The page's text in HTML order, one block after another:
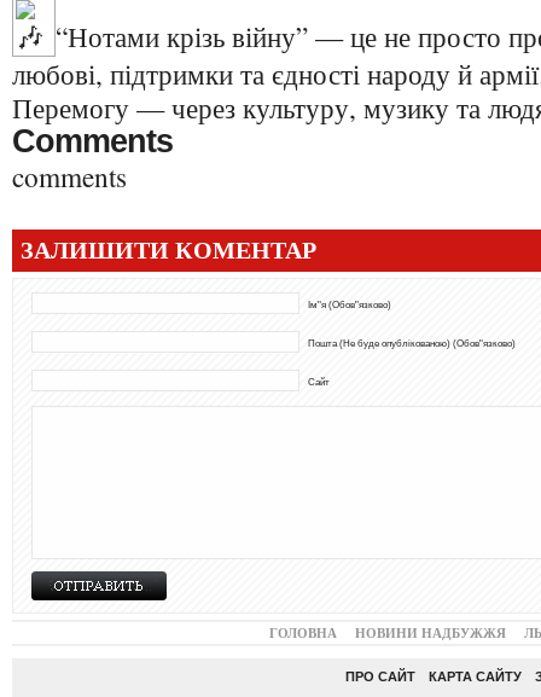
“Нотами крізь війну” — це не просто
любові, підтримки та єдності народу й
Перемогу — через культуру, музику та
Comments
comments
ЗАЛИШИТИ КОМЕНТАР
Ім"я (Обов"язково)
Пошта (Не буде опублікованою) (Обов"язково)
Сайт
ГОЛОВНА НОВИНИ НАДБУЖЖЯ
ПРО САЙТ КАРТА САЙТУ